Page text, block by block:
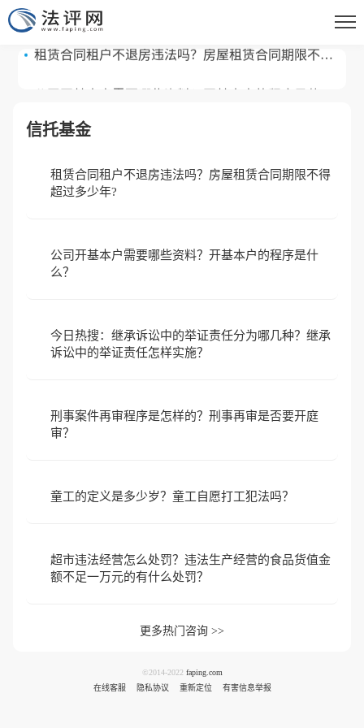
么？
今日热搜：继承诉讼中的举证责任分为哪几种？继承
超过多少年?
信托基金
租赁合同租户不退房违法吗？房屋租赁合同期限不得
超过多少年?
公司开基本户需要哪些资料？开基本户的程序是什
么？
今日热搜：继承诉讼中的举证责任分为哪几种？继承
诉讼中的举证责任怎样实施？
刑事案件再审程序是怎样的？刑事再审是否要开庭
审？
童工的定义是多少岁？童工自愿打工犯法吗？
超市违法经营怎么处罚？违法生产经营的食品货值金
额不足一万元的有什么处罚？
更多热门咨询 >>
©2014-2022 faping.com
在线客服
隐私协议 重新定位 有害信息举报